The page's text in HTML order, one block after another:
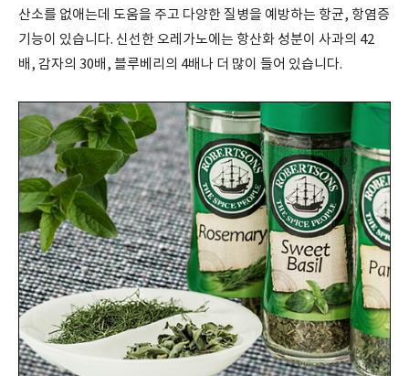
산소를 없애는데 도움을 주고 다양한 질병을 예방하는 항균, 항염증
기능이 있습니다. 신선한 오레가노에는 항산화 성분이 사과의 42
배 , 감자의 30배 , 블루베리의 4배나 더 많이 들어 있습니다.